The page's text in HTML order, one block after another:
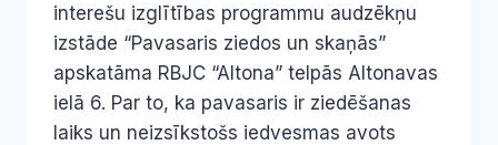
interešu izglītības programmu audzēkņu
izstāde “Pavasaris ziedos un skaņās”
apskatāma RBJC “Altona” telpās Altonavas
ielā 6. Par to, ka pavasaris ir ziedēšanas
laiks un neizsīkstošs iedvesmas avots